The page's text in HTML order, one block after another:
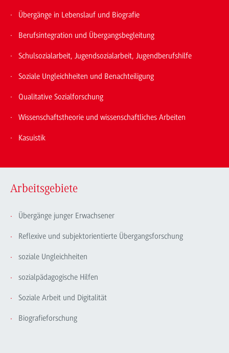
Übergänge in Lebenslauf und Biografie
Berufsintegration und Übergangsbegleitung
Schulsozialarbeit, Jugendsozialarbeit, Jugendberufshilfe
Soziale Ungleichheiten und Benachteiligung
Qualitative Sozialforschung
Wissenschaftstheorie und wissenschaftliches Arbeiten
Kasuistik
Arbeitsgebiete
Übergänge junger Erwachsener
Reflexive und subjektorientierte Übergangsforschung
soziale Ungleichheiten
sozialpädagogische Hilfen
Soziale Arbeit und Digitalität
Biografieforschung